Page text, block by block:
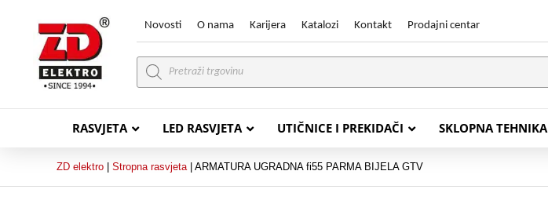
Novosti O nama Karijera Katalozi Kontakt Prodajni centar
Products
search
RASVJETA LED RASVJETA UTIČNICE I PREKIDAČI SKLOPNA TEHNIKA
ZD elektro Stropna rasvjeta| ARMATURA UGRADNA fi55 PARMA BIJELA GTV